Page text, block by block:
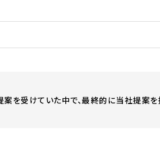
受けていた中で、最終的に当社提案を